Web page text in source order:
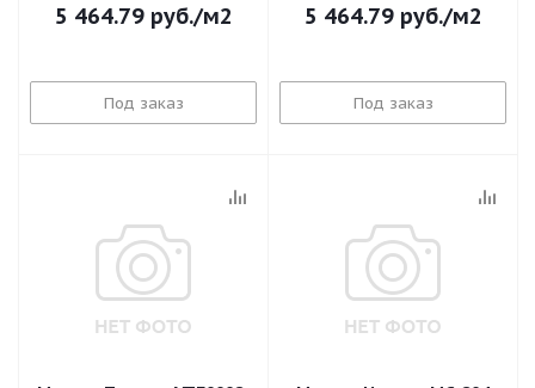
5 464.79руб./м2
Под заказ
5 464.79руб./м2
Под заказ